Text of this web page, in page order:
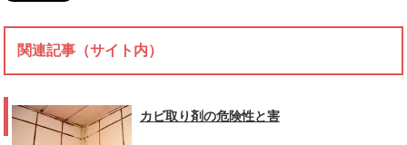
関連記事（サイト内）
カビ取り剤の危険性と害